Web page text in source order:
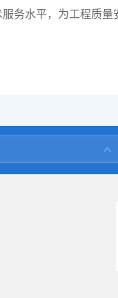
务水平，为工程质量